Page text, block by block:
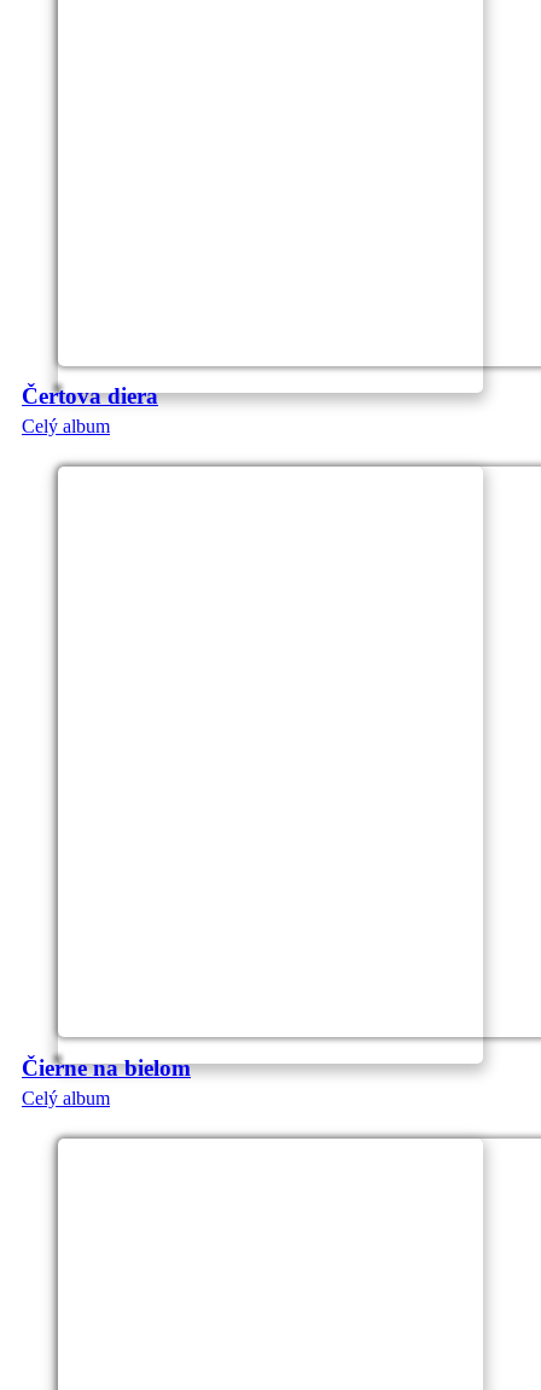
Čertova diera
Celý album
Čierne na bielom
Celý album